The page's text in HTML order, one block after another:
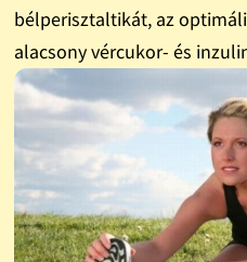
bélperisztaltikát, az
alacsony vércukor- és